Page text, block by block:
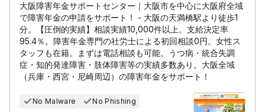
大阪障害年金サポートセンター｜大阪市を中心に大阪府全域
で障害年金の申請をサポート！ - 大阪の天満橋駅より徒歩1
分。【圧倒的実績】相談実績10,000件以上。支給決定率
95.4％。障害年金専門の社労士による初回相談0円。女性ス
タッフも在籍。まずは電話相談も可能。うつ病・統合失調
症・知的発達障害・肢体障害等の実績多数あり。大阪全域
（兵庫・西宮・尼崎周辺）の障害年金をサポート！
No Malware No Phishing